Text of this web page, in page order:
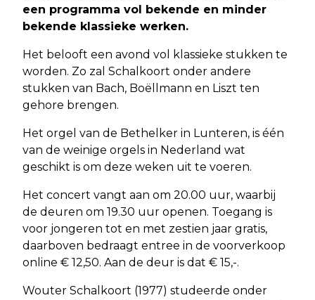
een programma vol bekende en minder
bekende klassieke werken.
Het belooft een avond vol klassieke stukken te
worden. Zo zal Schalkoort onder andere
stukken van Bach, Boëllmann en Liszt ten
gehore brengen.
Het orgel van de Bethelker in Lunteren, is één
van de weinige orgels in Nederland wat
geschikt is om deze weken uit te voeren.
Het concert vangt aan om 20.00 uur, waarbij
de deuren om 19.30 uur openen. Toegang is
voor jongeren tot en met zestien jaar gratis,
daarboven bedraagt entree in de voorverkoop
online € 12,50. Aan de deur is dat € 15,-.
Wouter Schalkoort (1977) studeerde onder